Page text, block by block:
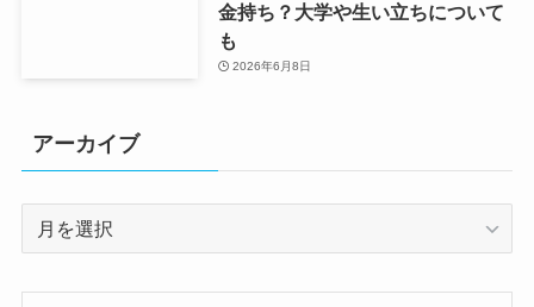
金持ち？大学や生い立ちについて
も
2026年6月8日
アーカイブ